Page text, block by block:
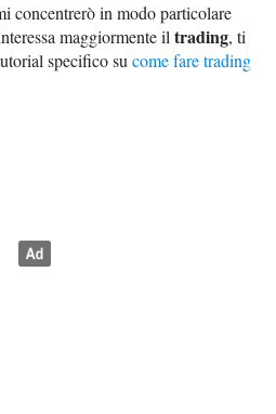
concentrerò in modo particolare
maggiormente iltrading, ti
specifico sucome fare trading